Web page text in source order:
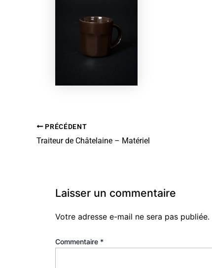
PRÉCÉDENT
Traiteur de Châtelaine – Matériel
Laisser un commentaire
Votre adresse e-mail ne sera pas publiée.
Commentaire *